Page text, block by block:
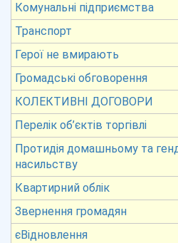
Комунальні підприємства
Транспорт
Герої не вмирають
Громадські обговорення
КОЛЕКТИВНІ ДОГОВОРИ
Перелік об’єктів торгівлі
Протидія домашньому та
насильству
Квартирний облік
Звернення громадян
єВідновлення